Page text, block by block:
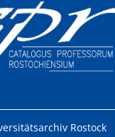
Rostock